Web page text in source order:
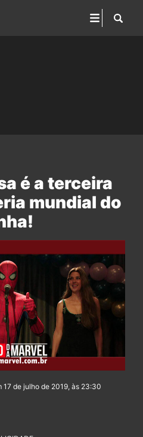
é a terceira
mundial do
de julho de 2019, às 23:30